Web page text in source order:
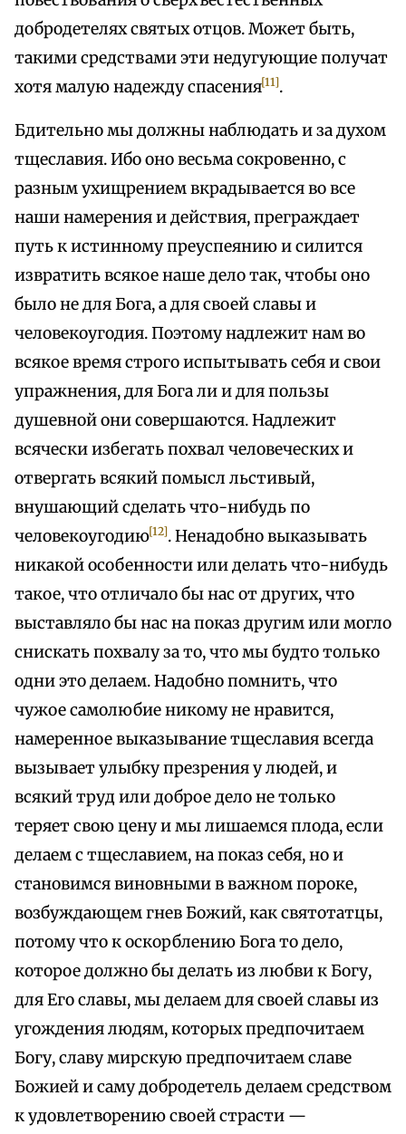
добродетелях святых отцов. Может быть,
такими средствами эти недугующие получат
хотя малую надежду спасения[11].
Бдительно мы должны наблюдать и за духом
тщеславия. Ибо оно весьма сокровенно, с
разным ухищрением вкрадывается во все
наши намерения и действия, преграждает
путь к истинному преуспеянию и силится
извратить всякое наше дело так, чтобы оно
было не для Бога, а для своей славы и
человекоугодия. Поэтому надлежит нам во
всякое время строго испытывать себя и свои
упражнения, для Бога ли и для пользы
душевной они совершаются. Надлежит
всячески избегать похвал человеческих и
отвергать всякий помысл льстивый,
внушающий сделать что-нибудь по
человекоугодию[12]. Ненадобно выказывать
никакой особенности или делать что-нибудь
такое, что отличало бы нас от других, что
выставляло бы нас на показ другим или могло
снискать похвалу за то, что мы будто только
одни это делаем. Надобно помнить, что
чужое самолюбие никому не нравится,
намеренное выказывание тщеславия всегда
вызывает улыбку презрения у людей, и
всякий труд или доброе дело не только
теряет свою цену и мы лишаемся плода, если
делаем с тщеславием, на показ себя, но и
становимся виновными в важном пороке,
возбуждающем гнев Божий, как святотатцы,
потому что к оскорблению Бога то дело,
которое должно бы делать из любви к Богу,
для Его славы, мы делаем для своей славы из
угождения людям, которых предпочитаем
Богу, славу мирскую предпочитаем славе
Божией и саму добродетель делаем средством
к удовлетворению своей страсти —